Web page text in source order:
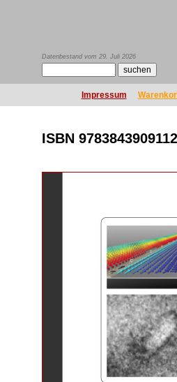
Datenbestand vom 29. Juli 2026
Impressum
ISBN 9783843909112